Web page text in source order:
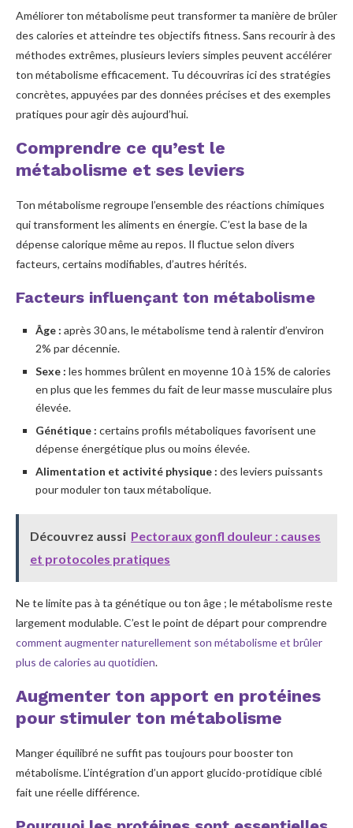
Boostez votre métabolisme après 40 ans
Pour aller plus loin dans ta démarche métabolique
Améliorer ton métabolisme peut transformer ta manière de brûler
des calories et atteindre tes objectifs fitness. Sans recourir à des
méthodes extrêmes, plusieurs leviers simples peuvent accélérer
ton métabolisme efficacement. Tu découvriras ici des stratégies
concrètes, appuyées par des données précises et des exemples
pratiques pour agir dès aujourd’hui.
Comprendre ce qu’est le
métabolisme et ses leviers
Ton métabolisme regroupe l’ensemble des réactions chimiques
qui transforment les aliments en énergie. C’est la base de la
dépense calorique même au repos. Il fluctue selon divers
facteurs, certains modifiables, d’autres hérités.
Facteurs influençant ton métabolisme
Âge : après 30 ans, le métabolisme tend à ralentir d’environ
2% par décennie.
Sexe : les hommes brûlent en moyenne 10 à 15% de calories
en plus que les femmes du fait de leur masse musculaire plus
élevée.
Génétique : certains profils métaboliques favorisent une
dépense énergétique plus ou moins élevée.
Alimentation et activité physique : des leviers puissants
pour moduler ton taux métabolique.
Découvrez aussi Pectoraux gonfl douleur : causes
et protocoles pratiques
Ne te limite pas à ta génétique ou ton âge ; le métabolisme reste
largement modulable. C’est le point de départ pour comprendre
comment augmenter naturellement son métabolisme et brûler
plus de calories au quotidien.
Augmenter ton apport en protéines
pour stimuler ton métabolisme
Manger équilibré ne suffit pas toujours pour booster ton
métabolisme. L’intégration d’un apport glucido-protidique ciblé
fait une réelle différence.